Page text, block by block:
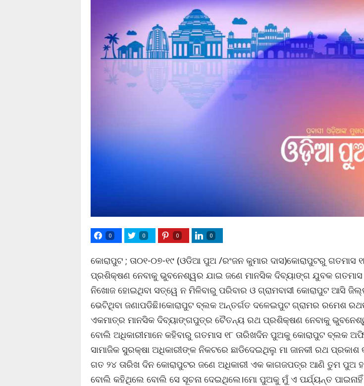
0 0 0 0
କୋରାପୁଟ ; ତା୦୧-୦୭-୧୯ (ଓଡିଆ ପୁଅ /ରଂଜନ କୁମାର ଦାସ)କୋରାପୁଟରୁ ଗତମାସ
ପ୍ରଶିକ୍ଷଣ ନେବାକୁ ଭୁବନେଶ୍ୱର ଯାଇ ଜଣେ ମାନସିକ ଦିବ୍ୟାଙ୍ଗ ଯୁବକ ଗତମାସ
ନିଖୋଜ ହୋଇଥିବା ସତ୍ୱେ ନ ମିଳିବାରୁ ପରିବାର ଓ ଗ୍ରାମବାସୀ କୋରାପୁଟ ଆସି
ଭେଟିଥିବା ଜଣାପଡିଛି।କୋରାପୁଟ ବ୍ଲକ ଅନ୍ତର୍ଗତ ଦଳେଇପୁଟ ଗ୍ରାମର ରମେଶ
ଏକମାତ୍ର ମାନସିକ ଦିବ୍ୟାଙ୍ଗପୁତ୍ର ଚୈତନ୍ୟ ରଥ ପ୍ରଶିକ୍ଷଣ ନେବାକୁ
ବୋଲି ଅଧିକାରୀମାନେ କହିବାରୁ ଗତମାସ ୧୮ ତାରିଖଦିନ ପୁଅକୁ କୋରାପୁଟ ବ୍ଲକ
ସାମାଜିକ ସୁରକ୍ଷା ଅଧିକାରୀଙ୍କ ନିକଟରେ ଛାଡିଦେଇଥିଲୁ ମା ଜାନକୀ ରଥ ପ୍ରକାଶ
ଗତ ୨୪ ତାରିଖ ଦିନ କୋରାପୁଟର ଜଣେ ଅଧିକାରୀ ଏକ କାଗଜପତ୍ର ଆଣି ତୁମ ପୁଅ
ବୋଲି କହିଥିଲେ ବୋଲି ସେ ସୂଚନା ଦେଇଥିଲେ।ମୋ ପୁଅକୁ ମୁଁ ଏ ପର୍ଯ୍ୟନ୍ତ